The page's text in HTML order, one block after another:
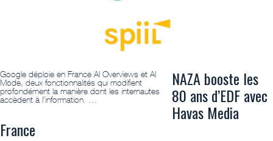
Google déploie en France AI Overviews et AI
Mode, deux fonctionnalités qui modifient
profondément la manière dont les internautes
accèdent à l’information. …
NAZA booste les
80 ans d’EDF avec
Havas Media
France